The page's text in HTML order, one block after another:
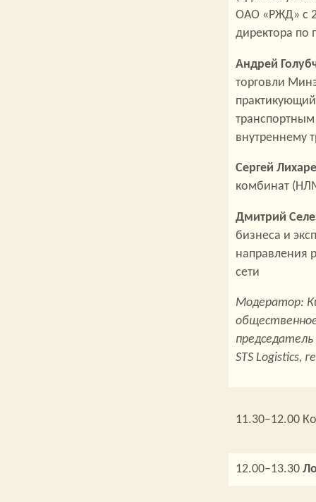
ОАО «РЖД» с
директора по
Андрей
торговли
внутреннему
Сергей
комбинат
Дмитрий
бизнеса и
направления
сети
Модератор:
STS Logistics,
11.30–12.00
12.00–13.30